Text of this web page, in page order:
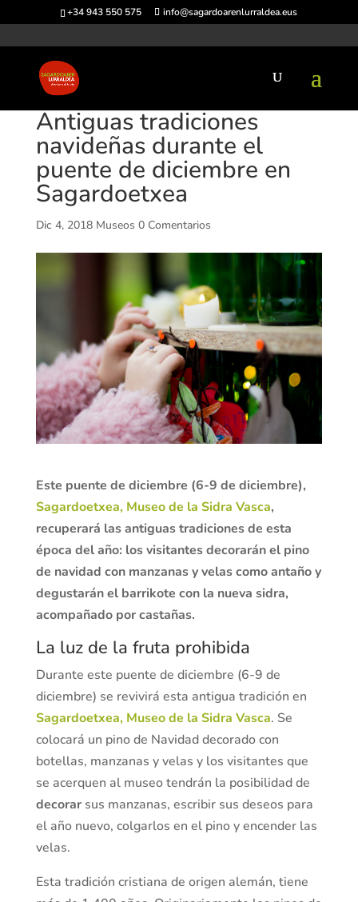
+34 943 550 575 info@sagardoarenlurraldea.eus
Antiguas tradiciones
navideñas durante el
puente de diciembre en
Sagardoetxea
Dic 4, 2018 Museos 0 Comentarios
Este puente de diciembre (6-9 de diciembre),
Sagardoetxea, Museo de la Sidra Vasca,
recuperará las antiguas tradiciones de esta
época del año: los visitantes decorarán el pino
de navidad con manzanas y velas como antaño y
degustarán el barrikote con la nueva sidra,
acompañado por castañas.
La luz de la fruta prohibida
Durante este puente de diciembre (6-9 de
diciembre) se revivirá esta antigua tradición en
Sagardoetxea, Museo de la Sidra Vasca. Se
colocará un pino de Navidad decorado con
botellas, manzanas y velas y los visitantes que
se acerquen al museo tendrán la posibilidad de
decorarsus manzanas, escribir sus deseos para
el año nuevo, colgarlos en el pino y encender las
velas.
Esta tradición cristiana de origen alemán, tiene